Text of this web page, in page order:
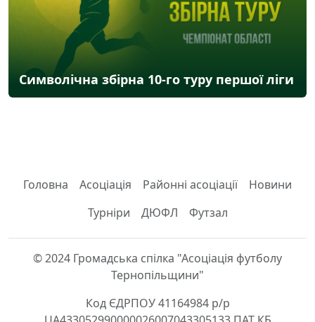
Символічна збірна 10-го туру першої ліги
Головна Асоціація Районні асоціації
Новини
Турніри
ДЮФЛ Футзал
© 2024 Громадська спілка "Асоціація футболу
Тернопільщини"
Код ЄДРПОУ 41164984 р/р